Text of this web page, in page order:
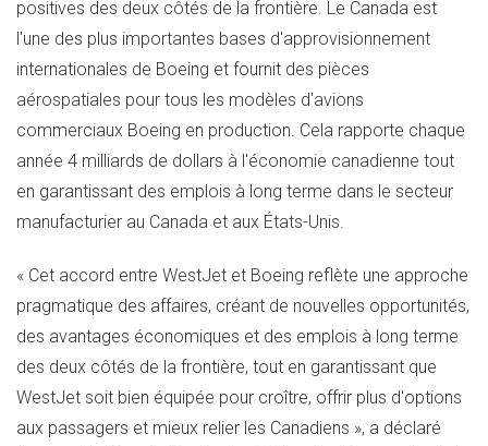
positives des deux côtés de la frontière. Le Canada est
l'une des plus importantes bases d'approvisionnement
internationales de Boeing et fournit des pièces
aérospatiales pour tous les modèles d'avions
commerciaux Boeing en production. Cela rapporte chaque
année 4 milliards de dollars à l'économie canadienne tout
en garantissant des emplois à long terme dans le secteur
manufacturier au Canada et aux États-Unis.
« Cet accord entre WestJet et Boeing reflète une approche
pragmatique des affaires, créant de nouvelles opportunités,
des avantages économiques et des emplois à long terme
des deux côtés de la frontière, tout en garantissant que
WestJet soit bien équipée pour croître, offrir plus d'options
aux passagers et mieux relier les Canadiens », a déclaré